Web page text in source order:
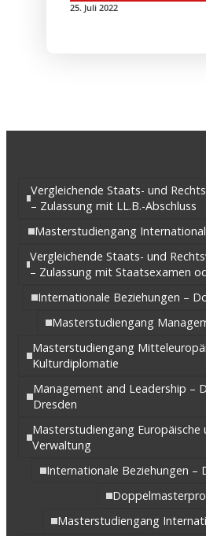
25. Juli 2022
Vergleichende Staats- und
– Zulassung mit LL.B.-Abschluss
Masterstudiengang
Vergleichende Staats- und
– Zulassung mit Staatsexamen
Internationale Beziehungen –
Masterstudiengang
Masterstudiengang
Kulturdiplomatie
Management and Leadership –
Dresden
Masterstudiengang Europäische
Verwaltung
Internationale Beziehungen –
Masterstudiengang